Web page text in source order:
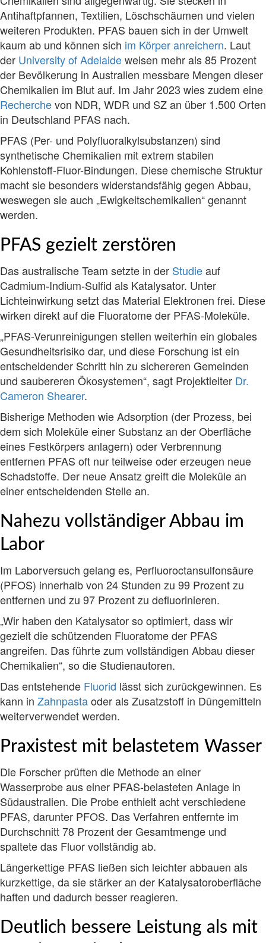
Antihaftpfannen, Textilien, Löschschäumen und vielen
weiteren Produkten. PFAS bauen sich in der Umwelt
kaum ab und können sich im Körper anreichern. Laut
der University of Adelaideweisen mehr als 85 Prozent
der Bevölkerung in Australien messbare Mengen dieser
Chemikalien im Blut auf. Im Jahr 2023 wies zudem eine
Recherchevon NDR, WDR und SZ an über 1.500 Orten
in Deutschland PFAS nach.
PFAS (Per- und Polyfluoralkylsubstanzen) sind
synthetische Chemikalien mit extrem stabilen
Kohlenstoff-Fluor-Bindungen. Diese chemische Struktur
macht sie besonders widerstandsfähig gegen Abbau,
weswegen sie auch „Ewigkeitschemikalien“ genannt
werden.
PFAS gezielt zerstören
Das australische Team setzte in der Studieauf
Cadmium-Indium-Sulfid als Katalysator. Unter
Lichteinwirkung setzt das Material Elektronen frei. Diese
wirken direkt auf die Fluoratome der PFAS-Moleküle.
„PFAS-Verunreinigungen stellen weiterhin ein globales
Gesundheitsrisiko dar, und diese Forschung ist ein
entscheidender Schritt hin zu sichereren Gemeinden
und saubereren Ökosystemen“, sagt Projektleiter Dr.
Cameron Shearer.
Bisherige Methoden wie Adsorption (der Prozess, bei
dem sich Moleküle einer Substanz an der Oberfläche
eines Festkörpers anlagern) oder Verbrennung
entfernen PFAS oft nur teilweise oder erzeugen neue
Schadstoffe. Der neue Ansatz greift die Moleküle an
einer entscheidenden Stelle an.
Nahezu vollständiger Abbau im
Labor
Im Laborversuch gelang es, Perfluoroctansulfonsäure
(PFOS) innerhalb von 24 Stunden zu 99 Prozent zu
entfernen und zu 97 Prozent zu defluorinieren.
„Wir haben den Katalysator so optimiert, dass wir
gezielt die schützenden Fluoratome der PFAS
angreifen. Das führte zum vollständigen Abbau dieser
Chemikalien“, so die Studienautoren.
Das entstehende Fluorid lässt sich zurückgewinnen. Es
kann in Zahnpastaoder als Zusatzstoff in Düngemitteln
weiterverwendet werden.
Praxistest mit belastetem Wasser
Die Forscher prüften die Methode an einer
Wasserprobe aus einer PFAS-belasteten Anlage in
Südaustralien. Die Probe enthielt acht verschiedene
PFAS, darunter PFOS. Das Verfahren entfernte im
Durchschnitt 78 Prozent der Gesamtmenge und
spaltete das Fluor vollständig ab.
Längerkettige PFAS ließen sich leichter abbauen als
kurzkettige, da sie stärker an der Katalysatoroberfläche
haften und dadurch besser reagieren.
Deutlich bessere Leistung als mit